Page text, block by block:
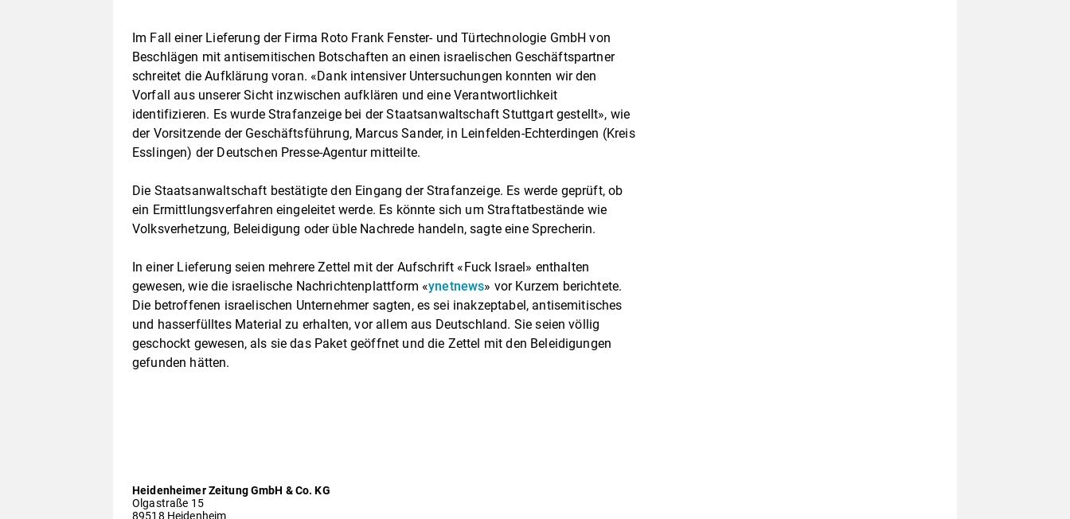
Im Fall einer Lieferung der Firma Roto Frank Fenster- und Türtechnologie GmbH von
Beschlägen mit antisemitischen Botschaften an einen israelischen Geschäftspartner
schreitet die Aufklärung voran. «Dank intensiver Untersuchungen konnten wir den
Vorfall aus unserer Sicht inzwischen aufklären und eine Verantwortlichkeit
identifizieren. Es wurde Strafanzeige bei der Staatsanwaltschaft Stuttgart gestellt», wie
der Vorsitzende der Geschäftsführung, Marcus Sander, in Leinfelden-Echterdingen (Kreis
Esslingen) der Deutschen Presse-Agentur mitteilte.
Die Staatsanwaltschaft bestätigte den Eingang der Strafanzeige. Es werde geprüft, ob
ein Ermittlungsverfahren eingeleitet werde. Es könnte sich um Straftatbestände wie
Volksverhetzung, Beleidigung oder üble Nachrede handeln, sagte eine Sprecherin.
In einer Lieferung seien mehrere Zettel mit der Aufschrift «Fuck Israel» enthalten
gewesen, wie die israelische Nachrichtenplattform «ynetnews» vor Kurzem berichtete.
Die betroffenen israelischen Unternehmer sagten, es sei inakzeptabel, antisemitisches
und hasserfülltes Material zu erhalten, vor allem aus Deutschland. Sie seien völlig
geschockt gewesen, als sie das Paket geöffnet und die Zettel mit den Beleidigungen
gefunden hätten.
Heidenheimer Zeitung GmbH & Co. KG
Olgastraße 15
89518 Heidenheim